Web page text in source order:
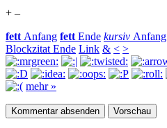
+ –
fett Anfang fett Ende kursiv Anfang
Blockzitat Ende Link & < >
mehr »